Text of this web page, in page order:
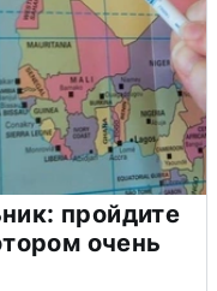
пройдите
очень